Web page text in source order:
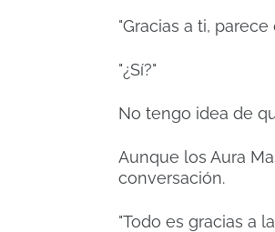
"Gracias a ti,
"¿Sí?"
No tengo idea de
Aunque los Aura
conversación.
"Todo es gracias a